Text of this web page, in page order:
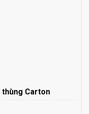
thùng Carton